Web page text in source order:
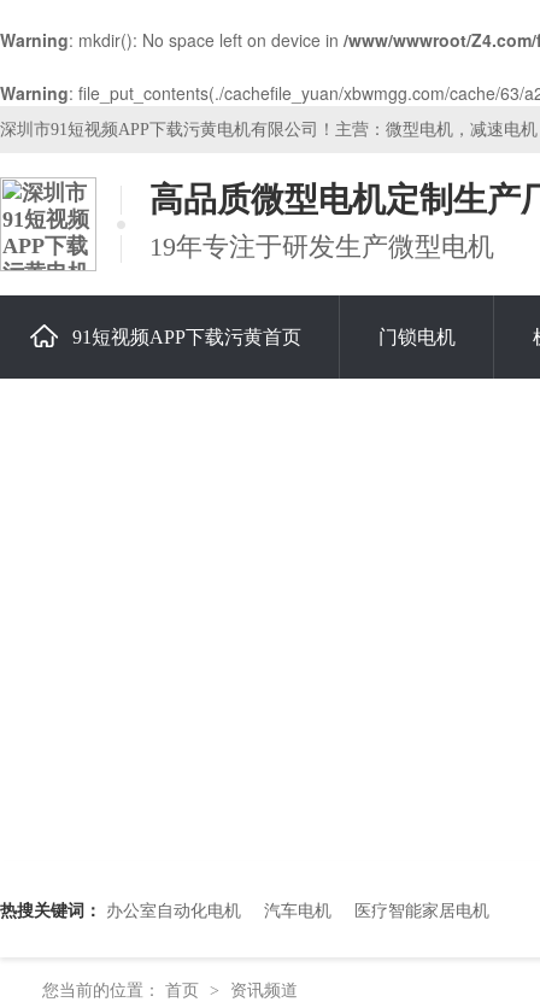
Warning: mkdir(): No space left on device in /www/wwwroot/
Warning: file_put_contents(./cachefile_yuan/xbwmgg.com/cache/
深圳市91短视频APP下载污黄电机有限公司！主营：微型电机，减速电
高品质微型电机定制生产
19年专注于研发生产微型电机
91短视频APP下载污黄首页 门锁电机
热搜关键词： 办公室自动化电机 汽车电机 医疗智能家居电机
您当前的位置： 首页 > 资讯频道